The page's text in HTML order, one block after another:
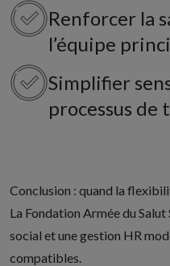
Renforcer la
l’équipe
Simplifier
processus de
Conclusion : quand la
La Fondation Armée du Salut
social et une gestion HR
compatibles.